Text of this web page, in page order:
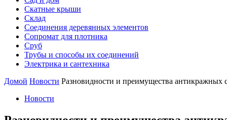
Скатные крыши
Склад
Соединения деревянных элементов
Сопромат для плотника
Сруб
Трубы и способы их соединений
Электрика и сантехника
Домой Новости Разновидности и преимущества антикражных
Новости